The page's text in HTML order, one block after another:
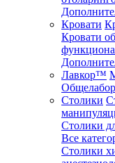
Кровати
Кровати
Лавкор™
Столики
Столики
Все
Столики